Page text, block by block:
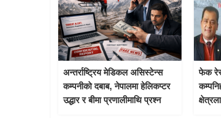
अन्तर्राष्ट्रिय मेडिकल असिस्टेन्स
कम्पनीको दबाब, नेपालमा हेलिकप्टर
उद्धार र बीमा प्रणालीमाथि प्रश्न
फेक